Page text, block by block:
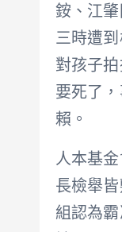
銨、江
三時遭
對孩子
要死了
賴。
人本基
長檢舉
組認為